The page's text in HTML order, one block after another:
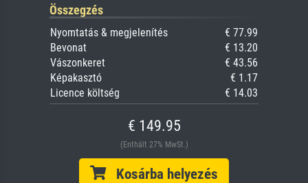
Összegzés
Nyomtatás & megjelenítés
€ 77.99
Bevonat
€ 13.20
Vászonkeret
€ 43.56
Képakasztó
€ 1.17
Licence költség
€ 14.03
€ 149.95
(Enthält 27% MwSt.)
Kosárba helyezés